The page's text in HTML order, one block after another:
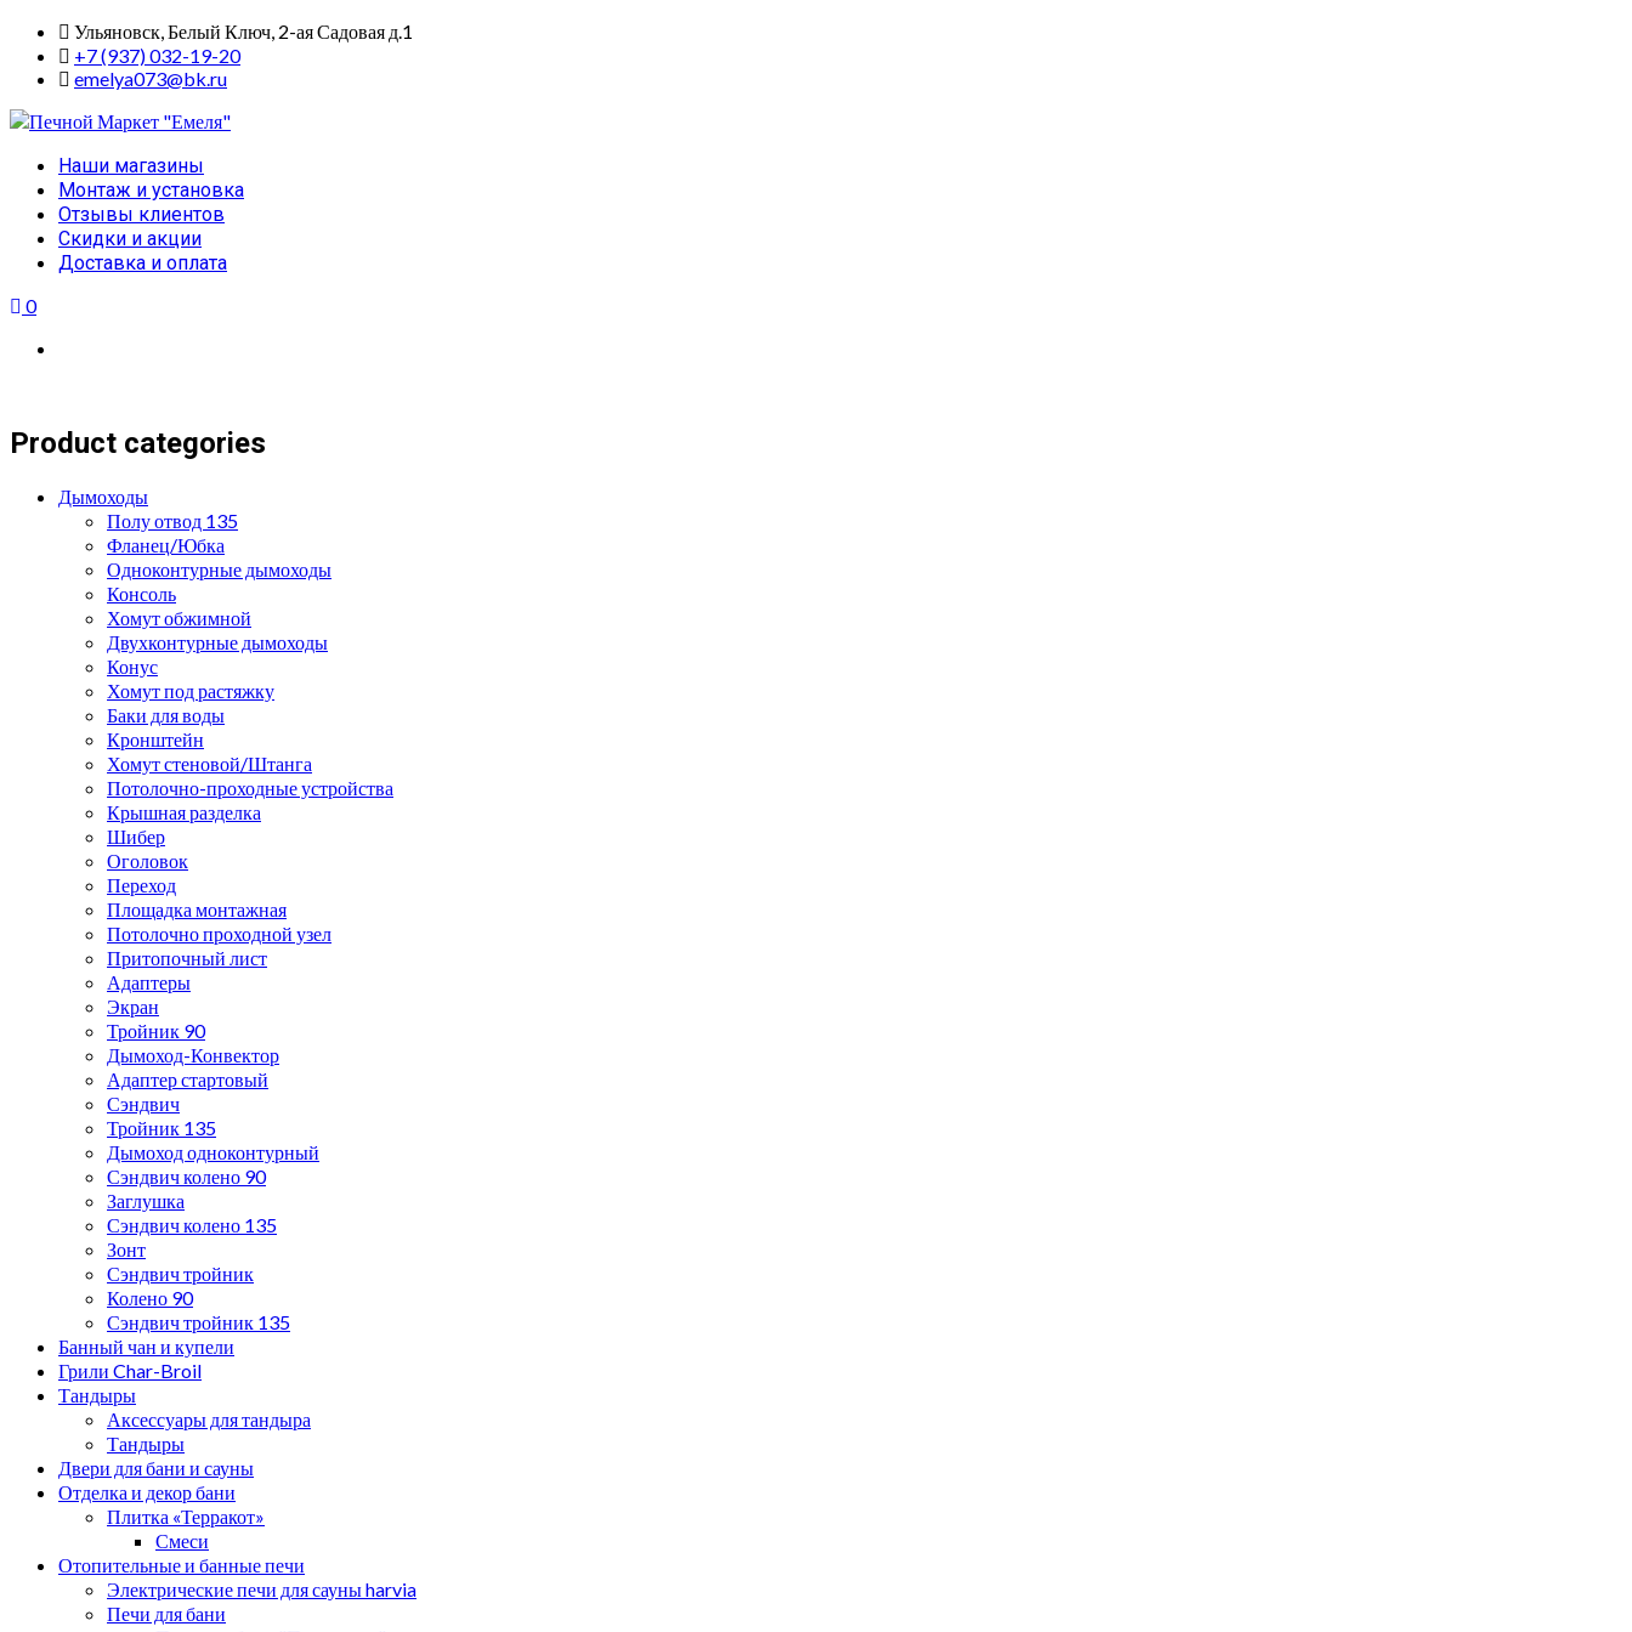
Skip
content
Ульяновск, Белый Ключ, 2-ая Садовая д.1
+7 (937) 032-19-20
emelya073@bk.ru
Primary
Menu
Наши магазины
Монтаж и установка
Отзывы клиентов
Скидки и акции
Доставка и оплата
0
Product categories
Дымоходы
Полу отвод 135
Фланец/Юбка
Одноконтурные дымоходы
Консоль
Хомут обжимной
Двухконтурные дымоходы
Конус
Хомут под растяжку
Баки для воды
Кронштейн
Хомут стеновой/Штанга
Потолочно-проходные устройства
Крышная разделка
Шибер
Оголовок
Переход
Площадка монтажная
Потолочно проходной узел
Притопочный лист
Адаптеры
Экран
Тройник 90
Дымоход-Конвектор
Адаптер стартовый
Сэндвич
Тройник 135
Дымоход одноконтурный
Сэндвич колено 90
Заглушка
Сэндвич колено 135
Зонт
Сэндвич тройник
Колено 90
Сэндвич тройник 135
Банный чан и купели
Грили Char-Broil
Тандыры
Аксессуары для тандыра
Тандыры
Двери для бани и сауны
Отделка и декор бани
Плитка «Терракот»
Смеси
Отопительные и банные печи
Электрические печи для сауны harvia
Печи для бани